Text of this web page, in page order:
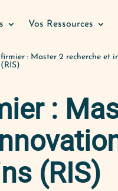
Vos Ressources
: Master 2 recherche et
(RIS)
:
(RIS)